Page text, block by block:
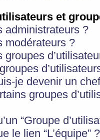
et
administrateurs ?
modérateurs ?
groupes
je devenir un
groupes
“Groupe
le lien “L’équipe” ?